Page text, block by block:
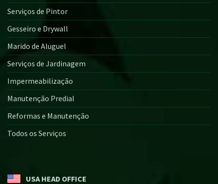
Serviços de Pintor
Gesseiro e Drywall
Marido de Aluguel
Serviços de Jardinagem
Impermeabilização
Manutenção Predial
Reformas e Manutenção
Todos os Serviços
USA HEAD OFFICE